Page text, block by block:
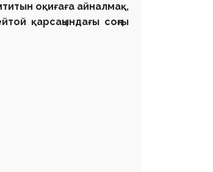
оқиғаға айналмақ,
қарсаңындағы соңғы